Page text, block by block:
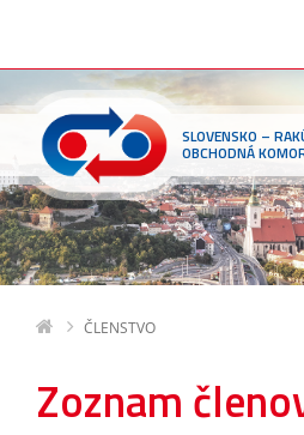
SLOVENSKO –
OBCHODNÁ
ČLENSTVO
Zoznam